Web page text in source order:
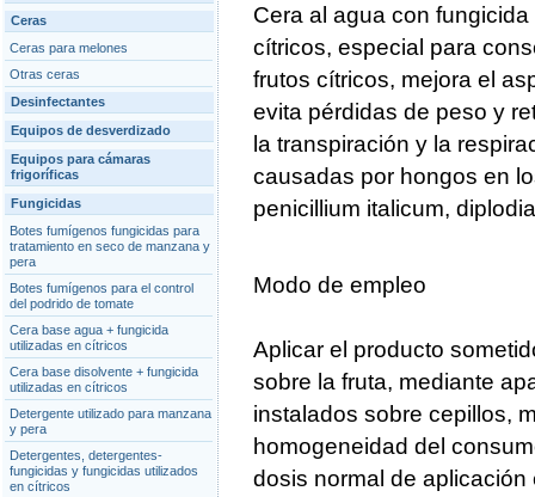
Ceras
Ceras para melones
Otras ceras
Desinfectantes
Equipos de desverdizado
Equipos para cámaras
frigoríficas
Fungicidas
Botes fumígenos fungicidas para
tratamiento en seco de manzana y
pera
Botes fumígenos para el control
del podrido de tomate
Cera base agua + fungicida
utilizadas en cítricos
Cera base disolvente + fungicida
utilizadas en cítricos
Detergente utilizado para manzana
y pera
Detergentes, detergentes-
fungicidas y fungicidas utilizados
en cítricos
Cera al agua con
cítricos, especial para
frutos cítricos, mejora el
evita pérdidas de peso y
la transpiración y la
causadas por hongos en
penicillium italicum,
Modo de empleo
Aplicar el producto
sobre la fruta, mediante
instalados sobre cepillos,
homogeneidad del
dosis normal de